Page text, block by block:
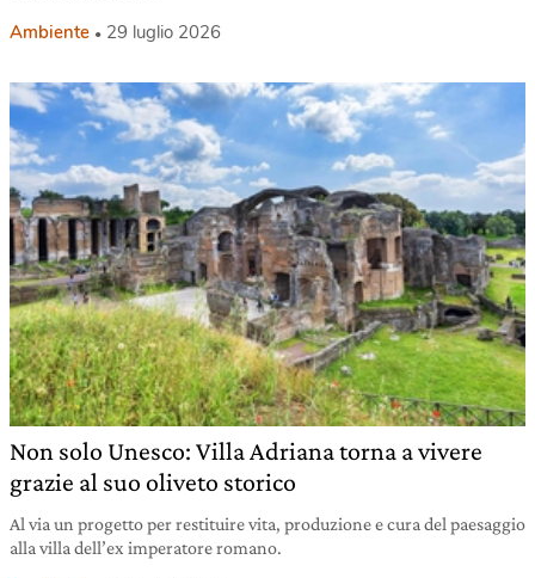
Ambiente 29 luglio 2026
Non solo Unesco: Villa Adriana torna a vivere
grazie al suo oliveto storico
Al via un progetto per restituire vita, produzione e cura del paesaggio
alla villa dell’ex imperatore romano.